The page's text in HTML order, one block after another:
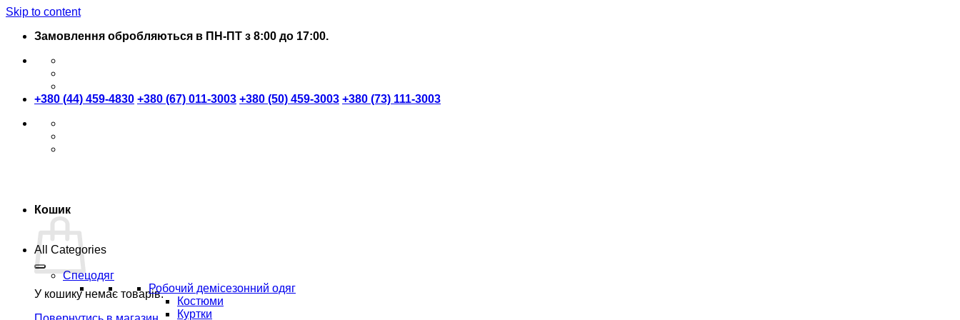
Skip to content
Замовлення обробляються в ПН-ПТ з 8:00 до 17:00.
+380 (44) 459-4830 +380 (67) 011-3003 +380 (50) 459-3003 +380 (73) 111-3003
Кошик
У кошику немає товарів.
All Categories
Спецодяг
Робочий демісезонний одяг
Костюми
Куртки